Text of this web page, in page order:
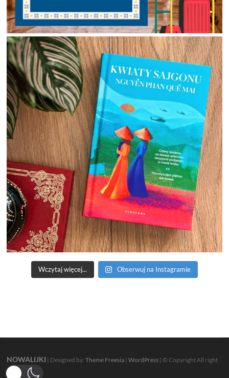
Wczytaj więcej... Obserwuj na Instagramie
NOWALIJKI | Designed by:Theme Freesia |WordPress | © Copyright All right
reserved